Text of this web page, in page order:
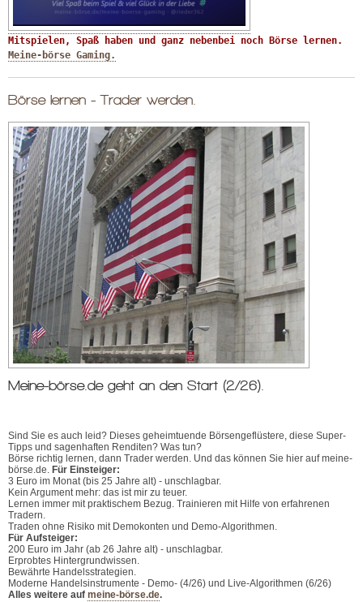
Meine-börse Gaming.
Börse lernen - Trader werden.
Meine-börse.de geht an den Start (2/26).
Sind Sie es auch leid? Dieses geheimtuende Börsengeflüstere, diese Super-
Tipps und sagenhaften Renditen? Was tun?
Börse richtig lernen, dann Trader werden. Und das können Sie hier auf meine-
börse.de. Für Einsteiger:
3 Euro im Monat (bis 25 Jahre alt) - unschlagbar.
Kein Argument mehr: das ist mir zu teuer.
Lernen immer mit praktischem Bezug. Trainieren mit Hilfe von erfahrenen
Tradern.
Traden ohne Risiko mit Demokonten und Demo-Algorithmen.
Für Aufsteiger:
200 Euro im Jahr (ab 26 Jahre alt) - unschlagbar.
Erprobtes Hintergrundwissen.
Bewährte Handelsstrategien.
Moderne Handelsinstrumente - Demo- (4/26) und Live-Algorithmen (6/26)
Alles weitere auf meine-börse.de.